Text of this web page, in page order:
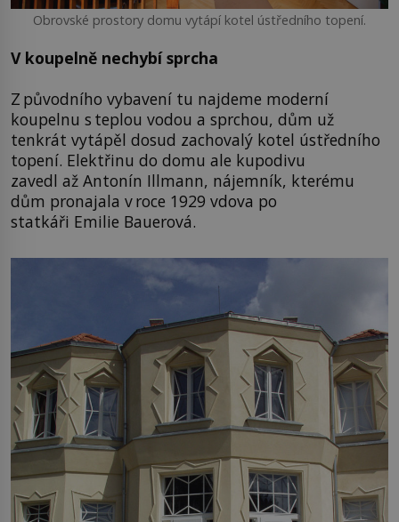
Obrovské prostory domu vytápí kotel ústředního topení.
V koupelně nechybí sprcha
Z původního vybavení tu najdeme moderní
koupelnu s teplou vodou a sprchou, dům už
tenkrát vytápěl dosud zachovalý kotel ústředního
topení. Elektřinu do domu ale kupodivu
zavedl až Antonín Illmann, nájemník, kterému
dům pronajala v roce 1929 vdova po
statkáři Emilie Bauerová.